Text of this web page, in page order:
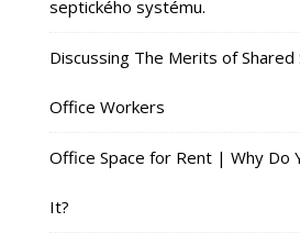
septického systému.
Discussing The Merits of Shared
Office Workers
Office Space for Rent | Why Do
It?